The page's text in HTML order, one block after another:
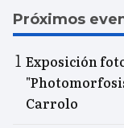
Próximos
Exposición
Carrolo